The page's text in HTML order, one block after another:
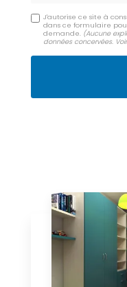
J'autorise ce site à
dans ce formulaire
demande. (Aucune
données concervées.